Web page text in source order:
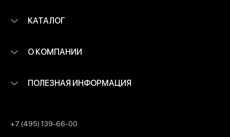
КАТАЛОГ
О КОМПАНИИ
ПОЛЕЗНАЯ ИНФОРМАЦИЯ
+7 (495) 139-66-00